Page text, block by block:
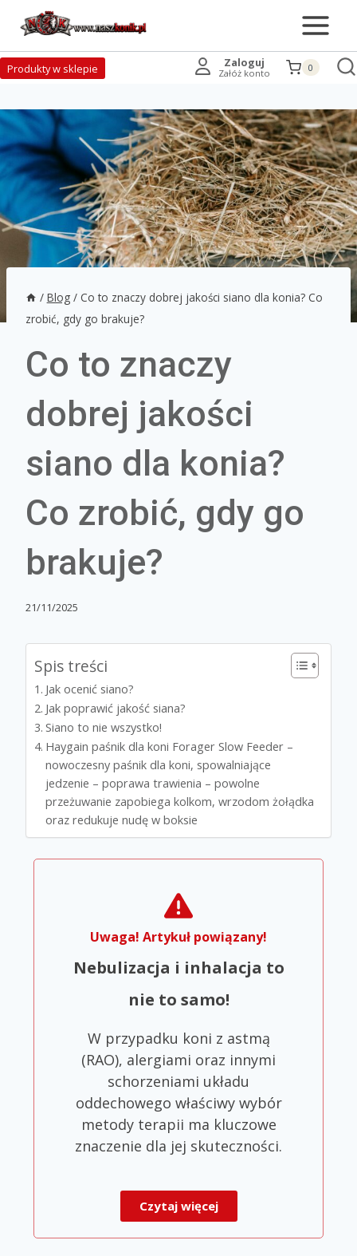
Produkty w sklepie Zaloguj
Załóż konto 0
/ Blog / Co to znaczy dobrej jakości siano dla konia? Co
zrobić, gdy go brakuje?
Co to znaczy
dobrej jakości
siano dla konia?
Co zrobić, gdy go
brakuje?
21/11/2025
Spis treści
Jak ocenić siano?
Jak poprawić jakość siana?
Siano to nie wszystko!
Haygain paśnik dla koni Forager Slow Feeder –
nowoczesny paśnik dla koni, spowalniające
jedzenie – poprawa trawienia – powolne
przeżuwanie zapobiega kolkom, wrzodom żołądka
oraz redukuje nudę w boksie
Uwaga! Artykuł powiązany!
Nebulizacja i inhalacja to
nie to samo!
W przypadku koni z astmą
(RAO), alergiami oraz innymi
schorzeniami układu
oddechowego właściwy wybór
metody terapii ma kluczowe
znaczenie dla jej skuteczności.
Czytaj więcej